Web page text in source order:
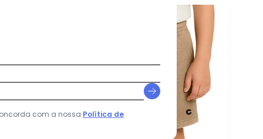
com a nossa Política de